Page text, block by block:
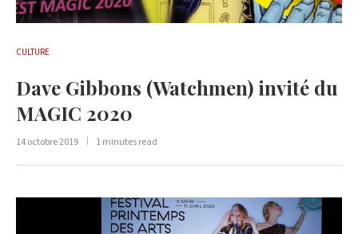
CULTURE
Dave Gibbons (Watchmen) invité du
MAGIC 2020
14 octobre 2019 1 minutes read